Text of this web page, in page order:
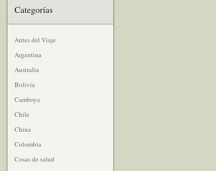
Categorías
Antes del Viaje
Argentina
Australia
Bolivia
Camboya
Chile
China
Colombia
Cosas de salud